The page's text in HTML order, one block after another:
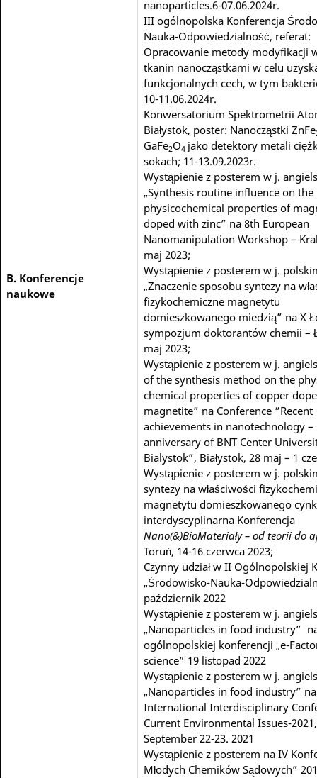
B. Konferencje
naukowe
nanoparticles.6-07.06.2024r.
III ogólnopolska Konferencja
Nauka-Odpowiedzialność, referat:
Opracowanie metody modyfikacji
tkanin nanocząstkami w celu
funkcjonalnych cech, w tym
10-11.06.2024r.
Konwersatorium Spektrometrii
Białystok, poster: Nanocząstki ZnFe
GaFe2O4jako detektory metali
sokach; 11-13.09.2023r.
Wystąpienie z posterem w j.
„Synthesis routine influence on the
physicochemical properties of
doped with zinc” na 8th European
Nanomanipulation Workshop –
maj 2023;
Wystąpienie z posterem w j.
„Znaczenie sposobu syntezy na
fizykochemiczne magnetytu
domieszkowanego miedzią” na X
sympozjum doktorantów chemii –
maj 2023;
Wystąpienie z posterem w j.
of the synthesis method on the
chemical properties of copper
magnetite” na Conference “Recent
achievements in nanotechnology –
anniversary of BNT Center
Bialystok”, Białystok, 28 maj – 1
Wystąpienie z posterem w j.
syntezy na właściwości
magnetytu domieszkowanego
interdyscyplinarna Konferencja
Nano(&)BioMateriały – od teorii do
Toruń, 14-16 czerwca 2023;
Czynny udział w II Ogólnopolskiej
„Środowisko-Nauka-
październik 2022
Wystąpienie z posterem w j.
„Nanoparticles in food industry”
ogólnopolskiej konferencji „e-
science” 19 listopad 2022
Wystąpienie z posterem w j.
„Nanoparticles in food industry”
International Interdisciplinary
Current Environmental Issues-2021,
September 22-23. 2021
Wystąpienie z posterem na IV
Młodych Chemików Sądowych”